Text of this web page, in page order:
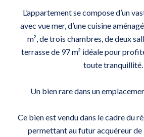
L’appartement se compose d’un
avec vue mer, d’une cuisine
m², de trois chambres, de deux
terrasse de 97 m² idéale pour
toute tranquillité.
Un bien rare dans un
Ce bien est vendu dans le cadre du
permettant au futur acquéreur de